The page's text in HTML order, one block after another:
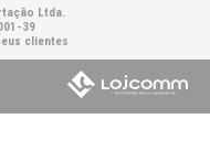
Ltda.
39
clientes